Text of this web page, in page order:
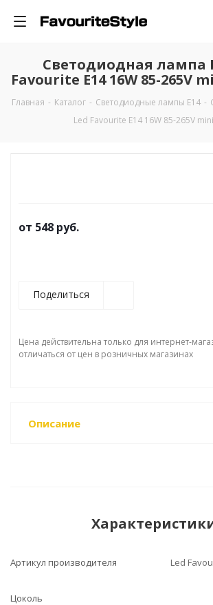
Светодиодная лампа
Favourite E14 16W 85-265V
Главная - Каталог - Светодиодные лампы E14 -
Led Favourite E14 16W 85-265V
от 548 руб.
Поделиться
Цена действительна только для интернет-
отличаться от цен в розничных магазинах
Описание
Артикул производителя
Led
Цоколь